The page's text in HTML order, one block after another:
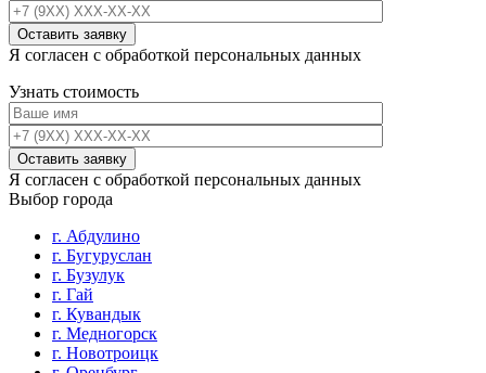
Я согласен с обработкой персональных данных
Узнать стоимость
Я согласен с обработкой персональных данных
Выбор города
г. Абдулино
г. Бугуруслан
г. Бузулук
г. Гай
г. Кувандык
г. Медногорск
г. Новотроицк